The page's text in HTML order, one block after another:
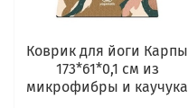
Коврик для йоги Карпы
173*61*0,1 см из
микрофибры и каучука